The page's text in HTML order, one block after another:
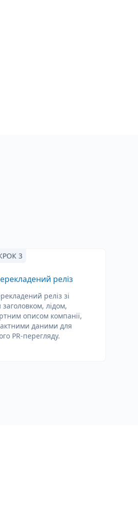
3
реліз
реліз зі
лідом,
описом компанії,
даними для
PR-перегляду.